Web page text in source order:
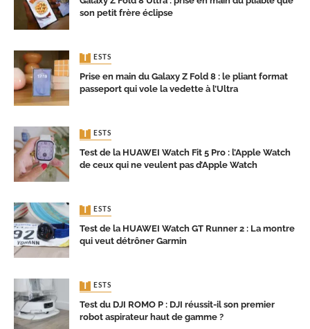
son petit frère éclipse
TESTS
Prise en main du Galaxy Z Fold 8 : le pliant format
passeport qui vole la vedette à l’Ultra
TESTS
Test de la HUAWEI Watch Fit 5 Pro : l’Apple Watch
de ceux qui ne veulent pas d’Apple Watch
TESTS
Test de la HUAWEI Watch GT Runner 2 : La montre
qui veut détrôner Garmin
TESTS
Test du DJI ROMO P : DJI réussit-il son premier
robot aspirateur haut de gamme ?